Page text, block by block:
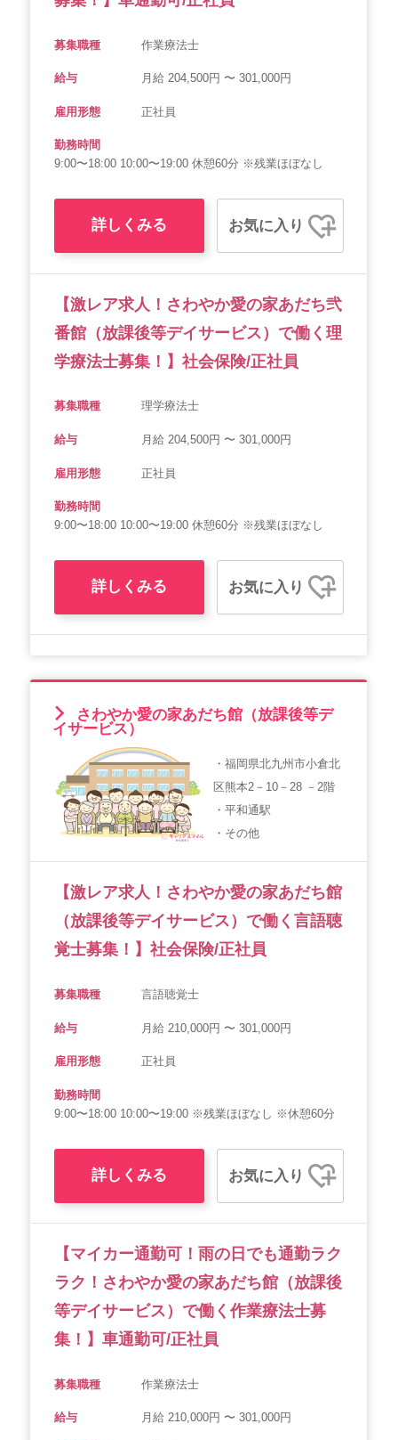
募集職種 作業療法士
給与 月給 204,500円 〜 301,000円
雇用形態 正社員
勤務時間
9:00〜18:00 10:00〜19:00 休憩60分 ※残業ほぼなし
詳しくみる お気に入り
【激レア求人！さわやか愛の家あだち弐
番館（放課後等デイサービス）で働く理
学療法士募集！】社会保険/正社員
募集職種 理学療法士
給与 月給 204,500円 〜 301,000円
雇用形態 正社員
勤務時間
9:00〜18:00 10:00〜19:00 休憩60分 ※残業ほぼなし
詳しくみる お気に入り
さわやか愛の家あだち館（放課後等デ
イサービス）
・福岡県北九州市小倉北
区熊本2－10－28 －2階
・平和通駅
・その他
【激レア求人！さわやか愛の家あだち館
（放課後等デイサービス）で働く言語聴
覚士募集！】社会保険/正社員
募集職種 言語聴覚士
給与 月給 210,000円 〜 301,000円
雇用形態 正社員
勤務時間
9:00〜18:00 10:00〜19:00 ※残業ほぼなし ※休憩60分
詳しくみる お気に入り
【マイカー通勤可！雨の日でも通勤ラク
ラク！さわやか愛の家あだち館（放課後
等デイサービス）で働く作業療法士募
集！】車通勤可/正社員
募集職種 作業療法士
給与 月給 210,000円 〜 301,000円